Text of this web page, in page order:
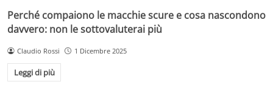
Perché compaiono le macchie scure e cosa nascondono
davvero: non le sottovaluterai più
Claudio Rossi 1 Dicembre 2025
Leggi di più